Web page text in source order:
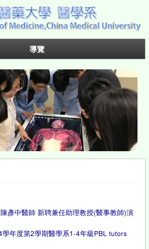
導覽
彥中醫師 新聘兼任助理教授(醫事教師)演
學年度第2學期醫學系1-4年級PBL tutors